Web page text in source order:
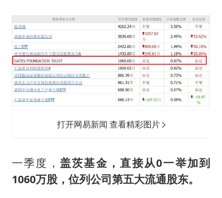
东方之约 相约未来
打开网易新闻 查看精彩图片
一季度， 盖茨基金，直接从0一举加到
1060万股，位列公司第五大流通股东。